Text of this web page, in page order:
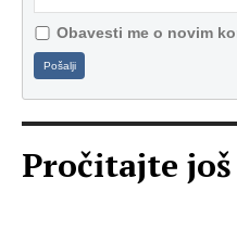
Obavesti me o novim
Pošalji
Pročitajte